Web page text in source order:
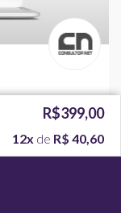
8
R$399,00
12x de R$ 40,60